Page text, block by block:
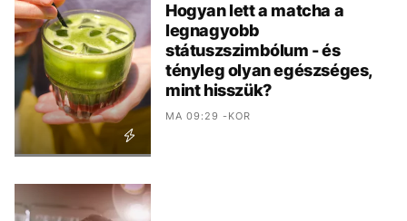
Hogyan lett a matcha a
legnagyobb
státuszszimbólum - és
tényleg olyan egészséges,
mint hisszük?
MA 09:29 -KOR